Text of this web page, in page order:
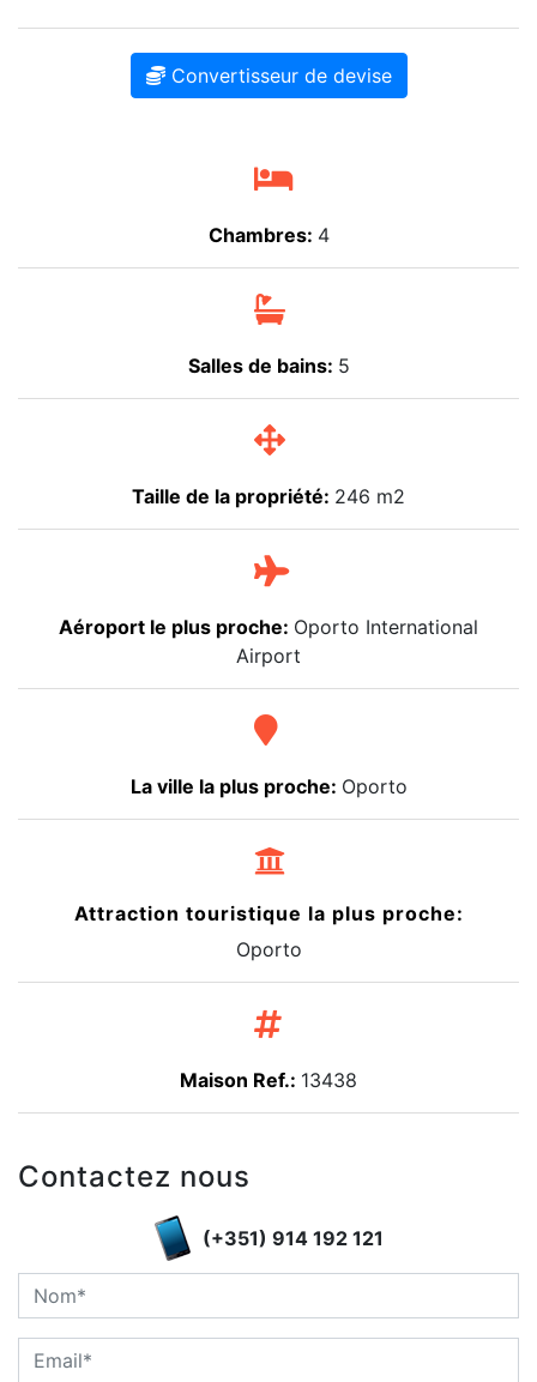
Convertisseur de devise
Chambres: 4
Salles de bains: 5
Taille de la propriété: 246 m2
Aéroport le plus proche: Oporto International
Airport
La ville la plus proche: Oporto
Attraction touristique la plus proche:
Oporto
Maison Ref.: 13438
Contactez nous
(+351) 914 192 121